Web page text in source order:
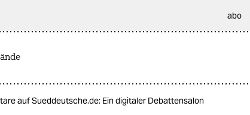
abo
auf Sueddeutsche.de: Ein digitaler Debattensalon